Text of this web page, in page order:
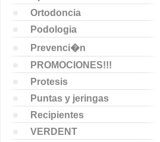
Ortodoncia
Podologia
Prevenci�n
PROMOCIONES!!!
Protesis
Puntas y jeringas
Recipientes
VERDENT